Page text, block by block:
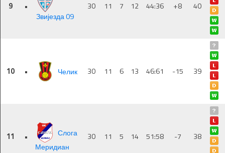
9
•
Звијезда 09
30 11 7 12 44:36 +8 40
10 • Челик 30 11 6 13 46:61 -15 39
11 •
Слога
Меридиан
30 11 5 14 51:58 -7 38